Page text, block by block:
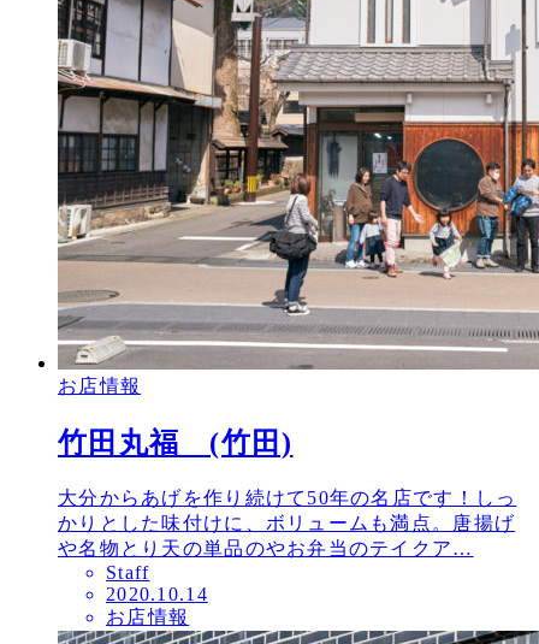
お店情報
竹田丸福 (竹田)
大分からあげを作り続けて50年の名店です！しっ
かりとした味付けに、ボリュームも満点。唐揚げ
や名物とり天の単品のやお弁当のテイクア…
Staff
投
稿
2020.10.14
お店情報